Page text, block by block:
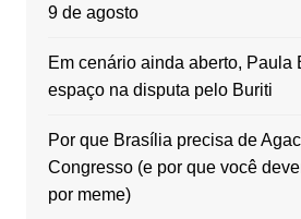
9 de agosto
Em cenário ainda aberto, Paula
espaço na disputa pelo Buriti
Por que Brasília precisa de
Congresso (e por que você
por meme)